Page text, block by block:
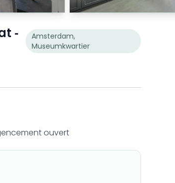
-
Amsterdam,
Museumkwartier
ouvert